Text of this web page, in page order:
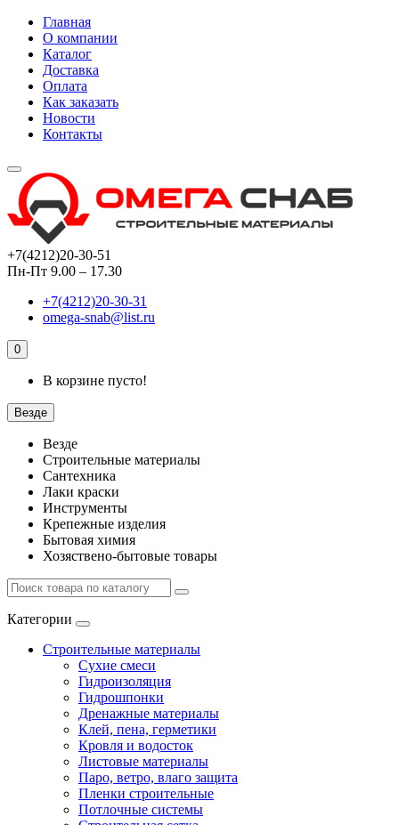
Главная
О компании
Каталог
Доставка
Оплата
Как заказать
Новости
Контакты
+7(4212)20-30-51
Пн-Пт 9.00 – 17.30
+7(4212)20-30-31
omega-snab@list.ru
0
В корзине пусто!
Везде
Везде
Строительные материалы
Сантехника
Лаки краски
Инструменты
Крепежные изделия
Бытовая химия
Хозяствено-бытовые товары
Категории
Строительные материалы
Сухие смеси
Гидроизоляция
Гидрошпонки
Дренажные материалы
Клей, пена, герметики
Кровля и водосток
Листовые материалы
Паро, ветро, влаго защита
Пленки строительные
Потлочные системы